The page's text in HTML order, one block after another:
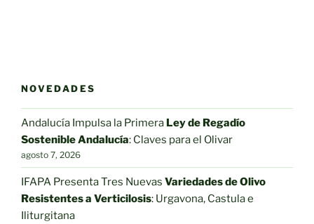
la
NOVEDADES
Andalucía Impulsa la Primera Ley de Regadío
Sostenible Andalucía: Claves para el Olivar
agosto 7, 2026
IFAPA Presenta Tres Nuevas Variedades de Olivo
Resistentes a Verticilosis: Urgavona, Castula e
Iliturgitana